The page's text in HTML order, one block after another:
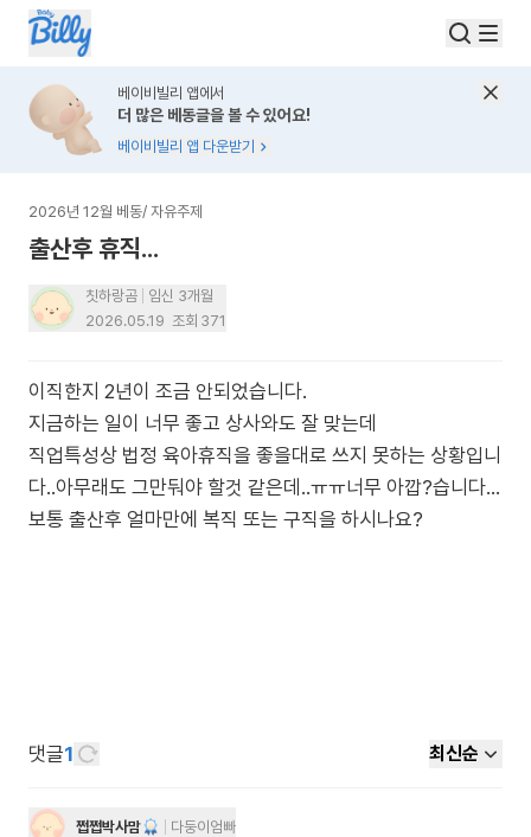
베이비빌리 앱에서
더 많은 베동글을 볼 수 있어요!
베이비빌리 앱 다운받기
2026년 12월 베동/ 자유주제
출산후 휴직...
칫하랑곰
임신 3개월
2026.05.19 조회 371
이직한지 2년이 조금 안되었습니다.
지금하는 일이 너무 좋고 상사와도 잘 맞는데
직업특성상 법정 육아휴직을 좋을대로 쓰지 못하는 상황입니
다..아무래도 그만둬야 할것 같은데..ㅠㅠ너무 아깝?습니다...
댓글1 최신순
쩝쩝박사맘 다둥이엄빠